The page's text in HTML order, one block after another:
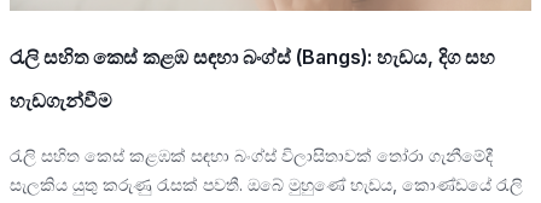
රැලි සහිත කෙස් කළඹ සඳහා බංග්ස් (Bangs): හැඩය, දිග සහ
හැඩගැන්වීම
රැලි සහිත කෙස් කළඹක් සඳහා බංග්ස් විලාසිතාවක් තෝරා ගැනීමේදී
සැලකිය යුතු කරුණු රැසක් පවතී. ඔබේ මුහුණේ හැඩය, කොණ්ඩයේ රැලි